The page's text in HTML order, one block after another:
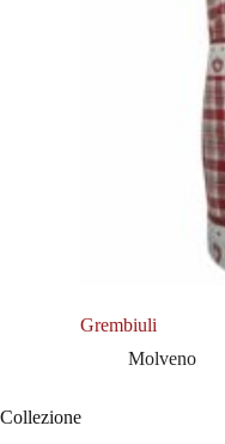
Grembiuli
Molveno
Collezione